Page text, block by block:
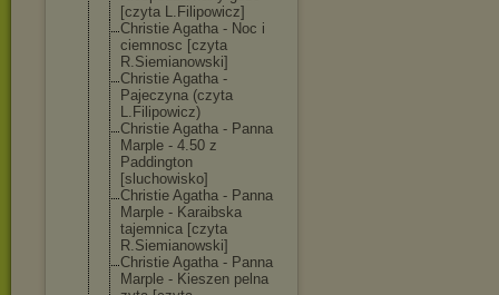
[czyta L.Filipowicz]
Christie Agatha - Noc i
ciemnosc [czyta
R.Siemianowski]
Christie Agatha -
Pajeczyna (czyta
L.Filipowicz)
Christie Agatha - Panna
Marple - 4.50 z
Paddington
[sluchowisko]
Christie Agatha - Panna
Marple - Karaibska
tajemnica [czyta
R.Siemianowski]
Christie Agatha - Panna
Marple - Kieszen pelna